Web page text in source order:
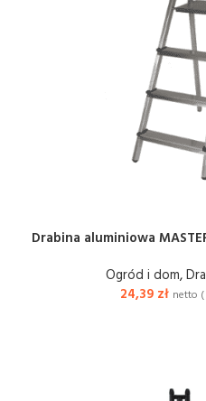
Drabina aluminiowa
Ogród i dom,
24,39 zł netto (